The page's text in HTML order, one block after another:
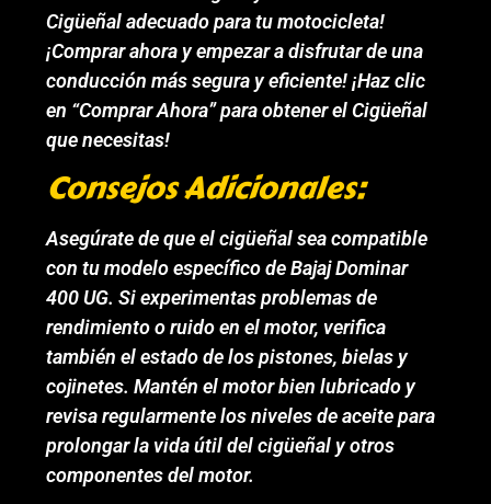
Cigüeñal adecuado para tu motocicleta!
¡Comprar ahora y empezar a disfrutar de una
conducción más segura y eficiente! ¡Haz clic
en “Comprar Ahora” para obtener el Cigüeñal
que necesitas!
Consejos Adicionales:
Asegúrate de que el cigüeñal sea compatible
con tu modelo específico de Bajaj Dominar
400 UG. Si experimentas problemas de
rendimiento o ruido en el motor, verifica
también el estado de los pistones, bielas y
cojinetes. Mantén el motor bien lubricado y
revisa regularmente los niveles de aceite para
prolongar la vida útil del cigüeñal y otros
componentes del motor.